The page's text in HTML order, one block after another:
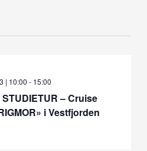
– Cruise
i Vestfjorden
| 10:00 - 15:00